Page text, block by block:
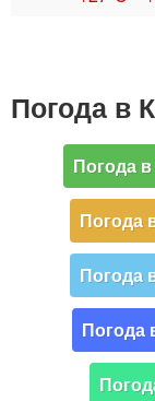
Погода в
Погода в
Погода
Погода
Погода